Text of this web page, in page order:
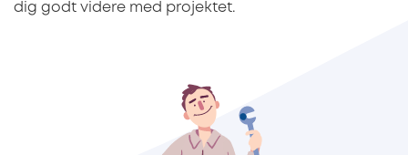
dig godt videre med projektet.